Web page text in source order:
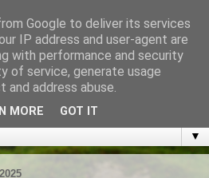
tarjoaa tilaisuuden muuttaa
▼
Google to deliver its services
IP address and user-agent are
with performance and security
of service, generate usage
address abuse.
MORE GOT IT